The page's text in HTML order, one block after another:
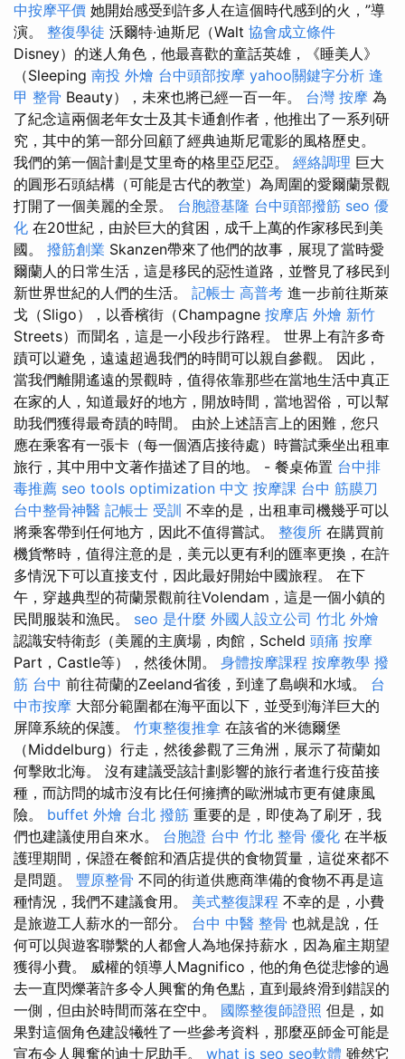
中按摩平價 她開始感受到許多人在這個時代感到的火，”導
演。 整復學徒 沃爾特·迪斯尼（Walt 協會成立條件
Disney）的迷人角色，他最喜歡的童話英雄，《睡美人》
（Sleeping 南投 外燴 台中頭部按摩 yahoo關鍵字分析 逢
甲 整骨 Beauty），未來也將已經一百一年。 台灣 按摩 為
了紀念這兩個老年女士及其卡通創作者，他推出了一系列研
究，其中的第一部分回顧了經典迪斯尼電影的風格歷史。
我們的第一個計劃是艾里奇的格里亞尼亞。 經絡調理 巨大
的圓形石頭結構（可能是古代的教堂）為周圍的愛爾蘭景觀
打開了一個美麗的全景。 台胞證基隆 台中頭部撥筋 seo 優
化 在20世紀，由於巨大的貧困，成千上萬的作家移民到美
國。 撥筋創業 Skanzen帶來了他們的故事，展現了當時愛
爾蘭人的日常生活，這是移民的惡性道路，並瞥見了移民到
新世界世紀的人們的生活。 記帳士 高普考 進一步前往斯萊
戈（Sligo），以香檳街（Champagne 按摩店 外燴 新竹
Streets）而聞名，這是一小段步行路程。 世界上有許多奇
蹟可以避免，遠遠超過我們的時間可以親自參觀。 因此，
當我們離開遙遠的景觀時，值得依靠那些在當地生活中真正
在家的人，知道最好的地方，開放時間，當地習俗，可以幫
助我們獲得最奇蹟的時間。 由於上述語言上的困難，您只
應在乘客有一張卡（每一個酒店接待處）時嘗試乘坐出租車
旅行，其中用中文著作描述了目的地。 - 餐桌佈置 台中排
毒推薦 seo tools optimization 中文 按摩課 台中 筋膜刀
台中整骨神醫 記帳士 受訓 不幸的是，出租車司機幾乎可以
將乘客帶到任何地方，因此不值得嘗試。 整復所 在購買前
機貨幣時，值得注意的是，美元以更有利的匯率更換，在許
多情況下可以直接支付，因此最好開始中國旅程。 在下
午，穿越典型的荷蘭景觀前往Volendam，這是一個小鎮的
民間服裝和漁民。 seo 是什麼 外國人設立公司 竹北 外燴
認識安特衛彭（美麗的主廣場，肉館，Scheld 頭痛 按摩
Part，Castle等），然後休閒。 身體按摩課程 按摩教學 撥
筋 台中 前往荷蘭的Zeeland省後，到達了島嶼和水域。 台
中市按摩 大部分範圍都在海平面以下，並受到海洋巨大的
屏障系統的保護。 竹東整復推拿 在該省的米德爾堡
（Middelburg）行走，然後參觀了三角洲，展示了荷蘭如
何擊敗北海。 沒有建議受該計劃影響的旅行者進行疫苗接
種，而訪問的城市沒有比任何擁擠的歐洲城市更有健康風
險。 buffet 外燴 台北 撥筋 重要的是，即使為了刷牙，我
們也建議使用自來水。 台胞證 台中 竹北 整骨 優化 在半板
護理期間，保證在餐館和酒店提供的食物質量，這從來都不
是問題。 豐原整骨 不同的街道供應商準備的食物不再是這
種情況，我們不建議食用。 美式整復課程 不幸的是，小費
是旅遊工人薪水的一部分。 台中 中醫 整骨 也就是說，任
何可以與遊客聯繫的人都會人為地保持薪水，因為雇主期望
獲得小費。 威權的領導人Magnifico，他的角色從悲慘的過
去一直閃爍著許多令人興奮的角色點，直到最終滑到錯誤的
一側，但由於時間而落在空中。 國際整復師證照 但是，如
果對這個角色建設犧牲了一些參考資料，那麼巫師金可能是
宣布令人興奮的迪士尼助手。 what is seo seo軟體 雖然它